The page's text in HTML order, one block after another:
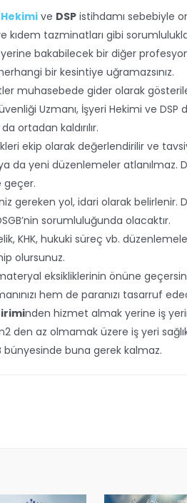
ve DSP istihdamı sebebiyle
tazminatları gibi
bakabilecek bir diğer
bir kesintiye uğramazsınız.
muhasebede gider olarak
Uzmanı, İşyeri Hekimi ve
ortadan kaldırılır.
ekip olarak değerlendirilir ve
da yeni düzenlemeler
geçer.
gereken yol, idari olarak belirlenir.
sorumluluğunda olacaktır.
KHK, hukuki süreç vb.
olursunuz.
eksikliklerinin önüne
hem de paranızı tasarruf
nden hizmet almak yerine iş
den az olmamak üzere iş yeri
bünyesinde buna gerek kalmaz.